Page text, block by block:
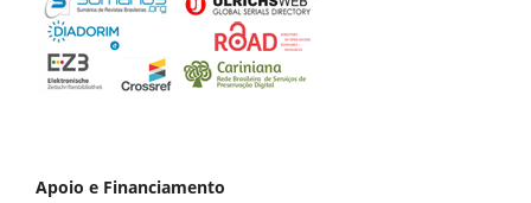
Apoio e Financiamento